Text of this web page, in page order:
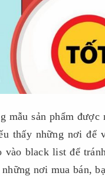
mẫu sản phẩm
thấy những nơi
vào black list để
nơi mua bán,